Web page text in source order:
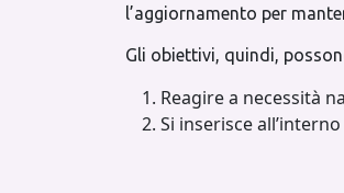
l’aggiornamento per
Gli obiettivi, quindi,
Reagire a necessità
Si inserisce